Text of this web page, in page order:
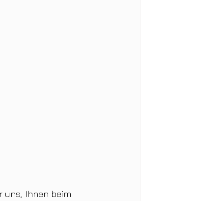
uns, Ihnen beim